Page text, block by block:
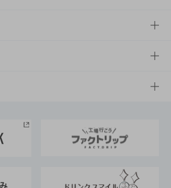
ズ大阪
るサステナビリティ経営